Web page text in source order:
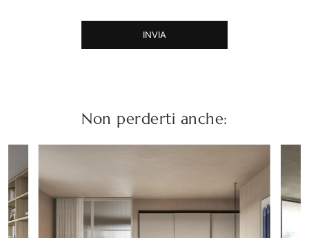
INVIA
Non perderti anche: